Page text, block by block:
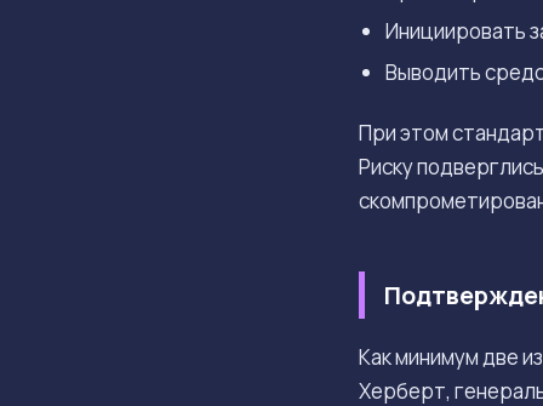
Инициировать
Выводить
При этом
Риску
Как минимум две
Херберт,